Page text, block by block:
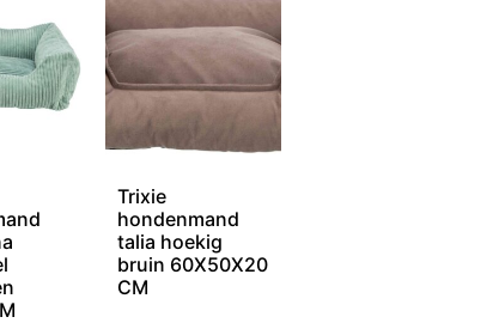
Trixie
hondenmand
talia hoekig
bruin 60X50X20
CM